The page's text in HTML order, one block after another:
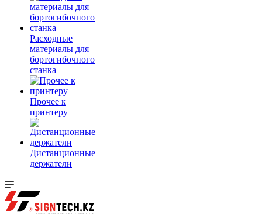
Расходные
материалы для
бортогибочного
станка
Прочее к
принтеру
Дистанционные
держатели